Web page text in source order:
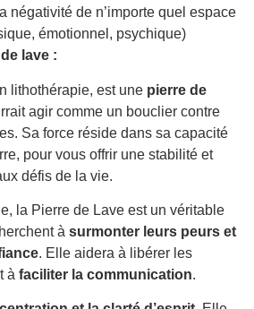
négativité de n’importe quel espace
émotionnel, psychique)
lave :
lithothérapie, est une pierre de
agir comme un bouclier contre
Sa force réside dans sa capacité
pour vous offrir une stabilité et
défis de la vie.
la Pierre de Lave est un véritable
à surmonter leurs peurs et
. Elle aidera à libérer les
à faciliter la communication.